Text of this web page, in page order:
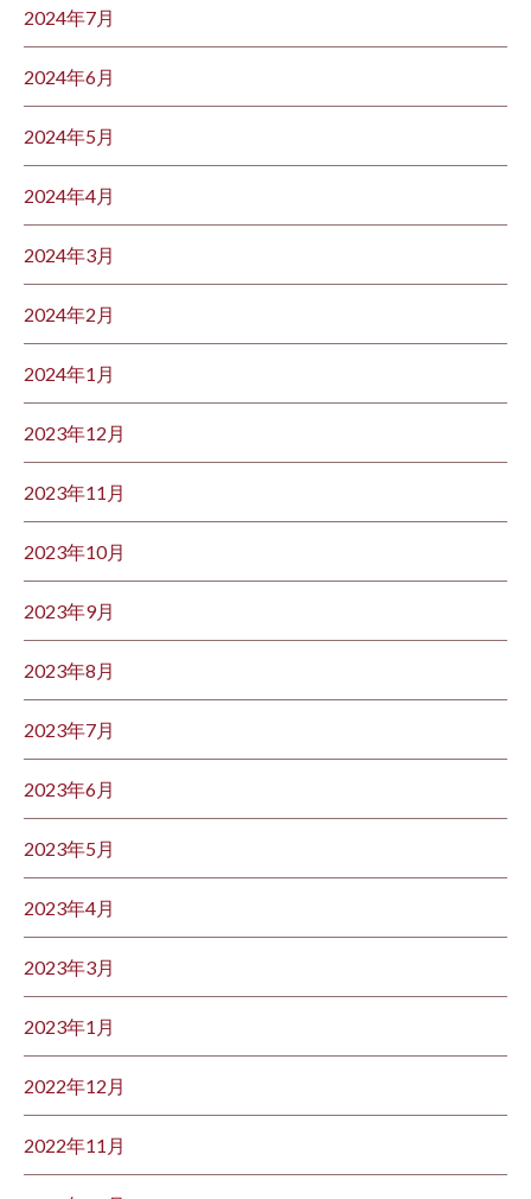
2024年7月
2024年6月
2024年5月
2024年4月
2024年3月
2024年2月
2024年1月
2023年12月
2023年11月
2023年10月
2023年9月
2023年8月
2023年7月
2023年6月
2023年5月
2023年4月
2023年3月
2023年1月
2022年12月
2022年11月